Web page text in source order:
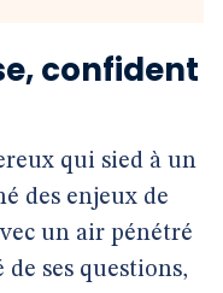
confident
qui sied à un
des enjeux de
un air pénétré
de ses questions,